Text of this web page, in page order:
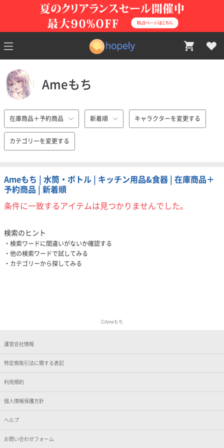
Ameもち
在庫商品＋予約商品 新着順 キャラクターを変更する
カテゴリーを変更する
Ameもち | 水筒・ボトル | キッチン用品&食器 | 在庫商品＋
予約商品 | 新着順
条件に一致するアイテムは見つかりませんでした。
検索のヒント
検索ワードに間違いがないか確認する
他の検索ワードで試してみる
カテゴリーから探してみる
ⒸAmeもち
運営会社情報
特定商取引法に関する表記
利用規約
個人情報保護方針
ヘルプ
お問い合わせフォーム